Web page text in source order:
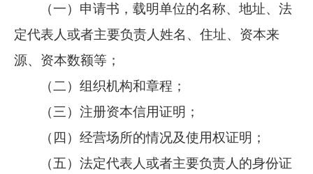
（一）申请书，载明单位的名称、地址、法
定代表人或者主要负责人姓名、住址、资本来
源、资本数额等；
（二）组织机构和章程；
（三）注册资本信用证明；
（四）经营场所的情况及使用权证明；
（五）法定代表人或者主要负责人的身份证